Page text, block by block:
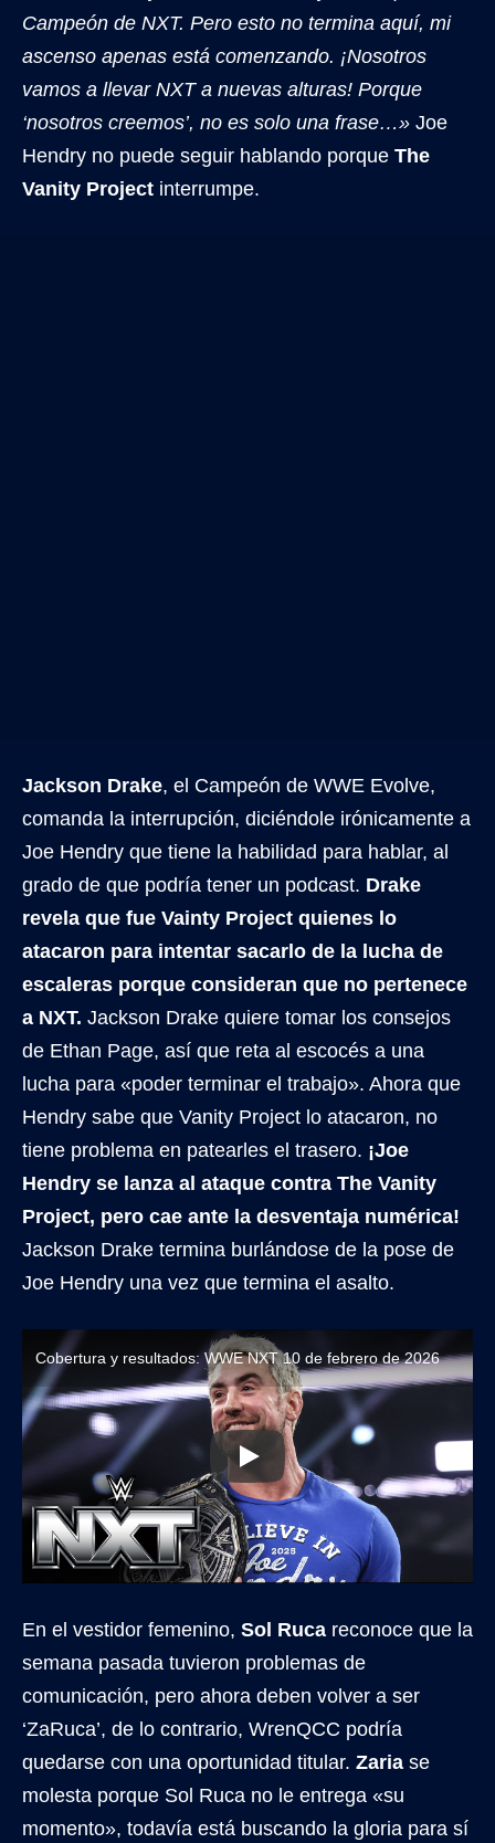
Campeón de NXT. Pero esto no termina aquí, mi
ascenso apenas está comenzando. ¡Nosotros
vamos a llevar NXT a nuevas alturas! Porque
‘nosotros creemos’, no es solo una frase…» Joe
Hendry no puede seguir hablando porque The
Vanity Project interrumpe.
Jackson Drake, el Campeón de WWE Evolve,
comanda la interrupción, diciéndole irónicamente a
Joe Hendry que tiene la habilidad para hablar, al
grado de que podría tener un podcast. Drake
revela que fue Vainty Project quienes lo
atacaron para intentar sacarlo de la lucha de
escaleras porque consideran que no pertenece
a NXT. Jackson Drake quiere tomar los consejos
de Ethan Page, así que reta al escocés a una
lucha para «poder terminar el trabajo». Ahora que
Hendry sabe que Vanity Project lo atacaron, no
tiene problema en patearles el trasero. ¡Joe
Hendry se lanza al ataque contra The Vanity
Project, pero cae ante la desventaja numérica!
Jackson Drake termina burlándose de la pose de
Joe Hendry una vez que termina el asalto.
Cobertura y resultados: WWE NXT 10 de febrero de 2026
En el vestidor femenino, Sol Ruca reconoce que la
semana pasada tuvieron problemas de
comunicación, pero ahora deben volver a ser
‘ZaRuca’, de lo contrario, WrenQCC podría
quedarse con una oportunidad titular. Zaria se
molesta porque Sol Ruca no le entrega «su
momento», todavía está buscando la gloria para sí